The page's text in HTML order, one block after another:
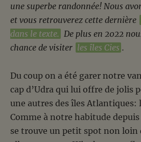
une superbe randonnée! Nous
et vous retrouverez cette dernière
dans le texte. De plus en 2022
chance de visiter les îles Cies .
Du coup on a été garer notre
cap d’Udra qui lui offre de jolis
une autres des îles Atlantiques:
Comme à notre habitude depuis
se trouve un petit spot non loin